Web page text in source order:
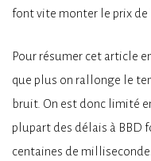
font vite monter le prix de
Pour résumer cet article
que plus on rallonge le
bruit. On est donc limité
plupart des délais à BBD
centaines de